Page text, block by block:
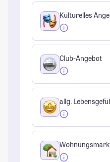
Kulturelles
Club-Angebot
allg.